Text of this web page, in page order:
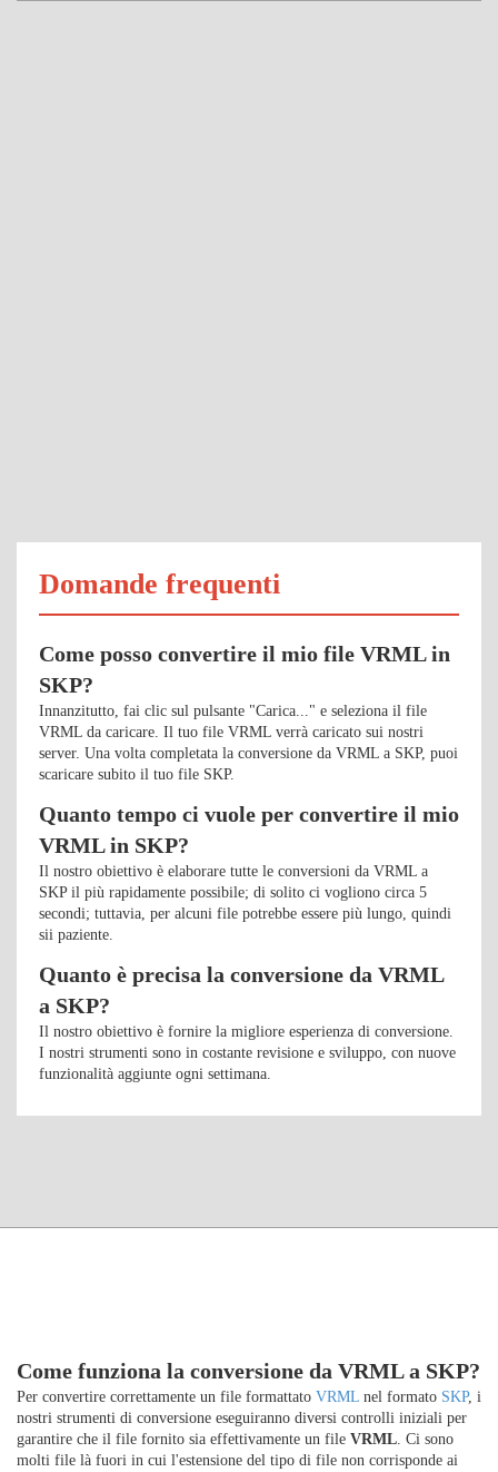
Domande frequenti
Come posso convertire il mio file VRML in
SKP?
Innanzitutto, fai clic sul pulsante "Carica..." e seleziona il file
VRML da caricare. Il tuo file VRML verrà caricato sui nostri
server. Una volta completata la conversione da VRML a SKP, puoi
scaricare subito il tuo file SKP.
Quanto tempo ci vuole per convertire il mio
VRML in SKP?
Il nostro obiettivo è elaborare tutte le conversioni da VRML a
SKP il più rapidamente possibile; di solito ci vogliono circa 5
secondi; tuttavia, per alcuni file potrebbe essere più lungo, quindi
sii paziente.
Quanto è precisa la conversione da VRML
a SKP?
Il nostro obiettivo è fornire la migliore esperienza di conversione.
I nostri strumenti sono in costante revisione e sviluppo, con nuove
funzionalità aggiunte ogni settimana.
Come funziona la conversione da VRML a SKP?
Per convertire correttamente un file formattato VRML nel formato SKP, i
nostri strumenti di conversione eseguiranno diversi controlli iniziali per
garantire che il file fornito sia effettivamente un file VRML. Ci sono
molti file là fuori in cui l'estensione del tipo di file non corrisponde ai